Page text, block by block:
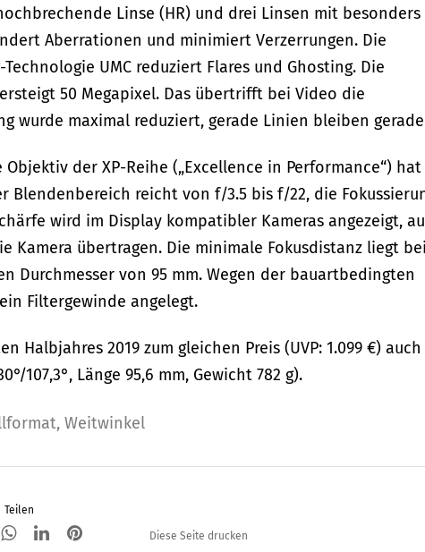
Linse (HR) und drei Linsen mit besonders
Aberrationen und minimiert Verzerrungen. Die
UMC reduziert Flares und Ghosting. Die
50 Megapixel. Das übertrifft bei Video die
wurde maximal reduziert, gerade Linien bleiben
Objektiv der XP-Reihe („Excellence in Performance“) hat
Blendenbereich reicht von f/3.5 bis f/22, die
wird im Display kompatibler Kameras angezeigt,
Kamera übertragen. Die minimale Fokusdistanz liegt
Durchmesser von 95 mm. Wegen der bauartbedingten
Filtergewinde angelegt.
Halbjahres 2019 zum gleichen Preis (UVP: 1.099 €)
107,3°, Länge 95,6 mm, Gewicht 782 g).
, Weitwinkel
Teilen
Diese Seite drucken